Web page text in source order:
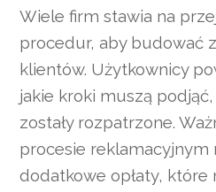
Wiele firm stawia na
procedur, aby budować
klientów. Użytkownicy
jakie kroki muszą
zostały rozpatrzone.
procesie reklamacyjnym
dodatkowe opłaty, które